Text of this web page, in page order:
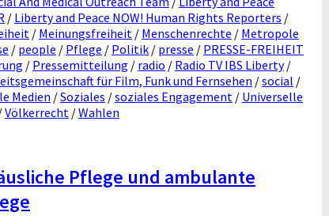
/ Liberty and Peace NOW! Human Rights Reporters /
/ Meinungsfreiheit / Menschenrechte / Metropole
/ people / Pflege / Politik / presse / PRESSE-FREIHEIT
/ Pressemitteilung / radio / Radio TV IBS Liberty/
für Film, Funk und Fernsehen /social /
Medien /Soziales /soziales Engagement / Universelle
Völkerrecht /Wahlen
Pflege und ambulante